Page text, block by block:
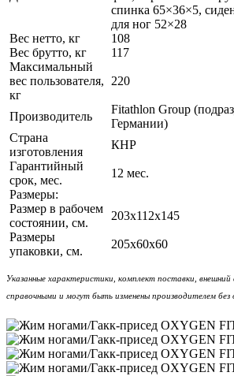
спинка 65×36×5,
для ног 52×28
Вес нетто, кг
108
Вес брутто, кг
117
Максимальный
вес пользователя,
кг
220
Производитель
Fitathlon Group
Германии)
Страна
изготовления
КНР
Гарантийный
срок, мес.
12 мес.
Размеры:
Размер в рабочем
состоянии, см.
203х112x145
Размеры
упаковки, см.
205х60x60
Указанные характеристики, комплект поставки,
справочными и могут быть изменены производителем без